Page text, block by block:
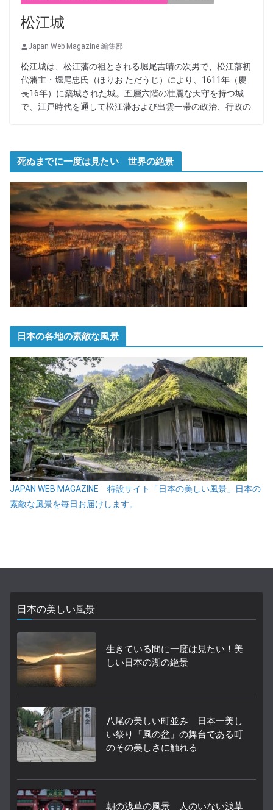
松江城
Japan Web Magazine 編集部
松江城は、松江藩の祖とされる堀尾吉晴の次男で、松江藩初
代藩主・堀尾忠氏（ほりお ただうじ）により、1611年（慶
長16年）に築城された城。五層六階の壮麗な天守を持つ城
で、江戸時代を通して松江藩および出雲一帯の政治、行政の
死ぬまでに一度は見たい 世界の絶景
日本の各地の素敵な風景
JAPAN WEB MAGAZINE 特設サイト「日本の美しい風景」日本の
素敵な風景を毎日お届けします。
日本の美しい風景
生きている間に一度は見たい！美
しい日本の湖の絶景
八尾の美しい町並み 日本一美し
い祭り「風の盆」の舞台である町
のその美しさに触れる
朝の浅草の風景 人のいない浅草